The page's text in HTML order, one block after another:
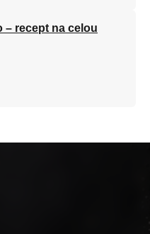
– recept na celou